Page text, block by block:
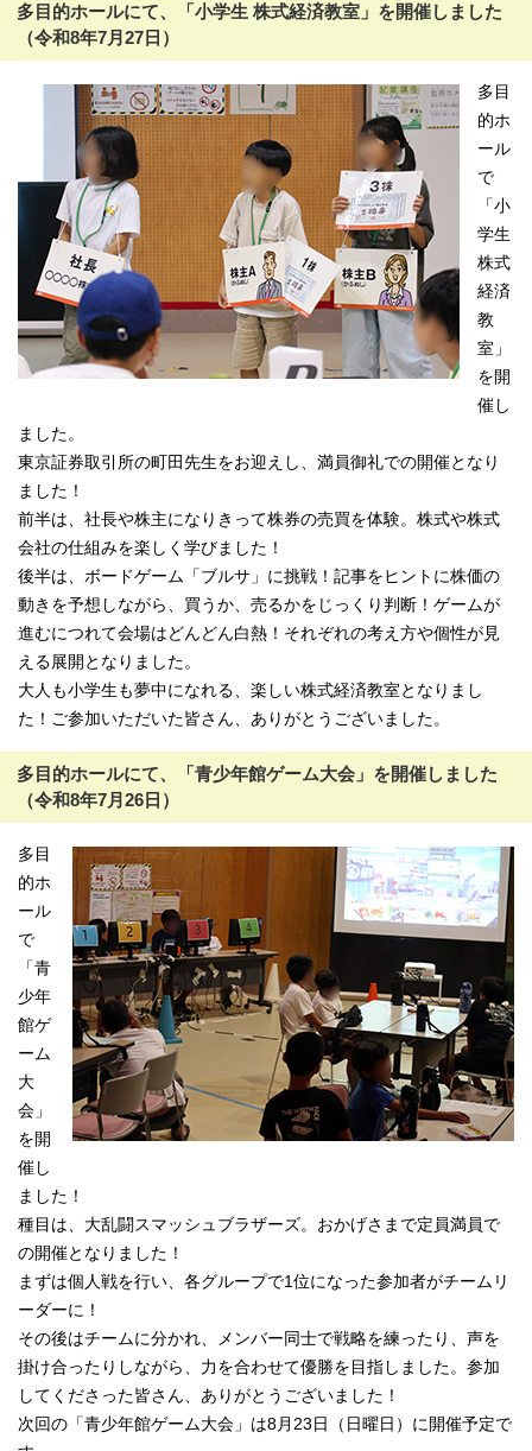
多目的ホールにて、「小学生 株式経済教室」を開催しました
（令和8年7月27日）
多目
的ホ
ール
で
「小
学生
株式
経済
教
室」
を開
催し
ました。
東京証券取引所の町田先生をお迎えし、満員御礼での開催となり
ました！
前半は、社長や株主になりきって株券の売買を体験。株式や株式
会社の仕組みを楽しく学びました！
後半は、ボードゲーム「ブルサ」に挑戦！記事をヒントに株価の
動きを予想しながら、買うか、売るかをじっくり判断！ゲームが
進むにつれて会場はどんどん白熱！それぞれの考え方や個性が見
える展開となりました。
大人も小学生も夢中になれる、楽しい株式経済教室となりまし
た！ご参加いただいた皆さん、ありがとうございました。
多目的ホールにて、「青少年館ゲーム大会」を開催しました
（令和8年7月26日）
多目
的ホ
ール
で
「青
少年
館ゲ
ーム
大
会」
を開
催し
ました！
種目は、大乱闘スマッシュブラザーズ。おかげさまで定員満員で
の開催となりました！
まずは個人戦を行い、各グループで1位になった参加者がチームリ
ーダーに！
その後はチームに分かれ、メンバー同士で戦略を練ったり、声を
掛け合ったりしながら、力を合わせて優勝を目指しました。参加
してくださった皆さん、ありがとうございました！
次回の「青少年館ゲーム大会」は8月23日（日曜日）に開催予定で